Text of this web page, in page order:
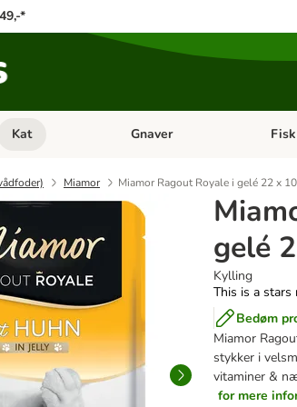
*
Åben kategori menu: Hund
Kat Åben kategori menu: Kat
Gnaver Åben
Fisk
Miamor Miamor Ragout Royale i gelé 22 x
gelé
Kylling
This is a stars
Bedøm
Miamor
stykker i
vitaminer &
for mere